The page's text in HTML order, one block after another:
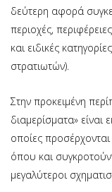
δεύτερη αφορά
περιοχές,
και ειδικές
στρατιωτών).
Στην προκειμένη
διαμερίσματα» είναι
οποίες
όπου και
μεγαλύτεροι